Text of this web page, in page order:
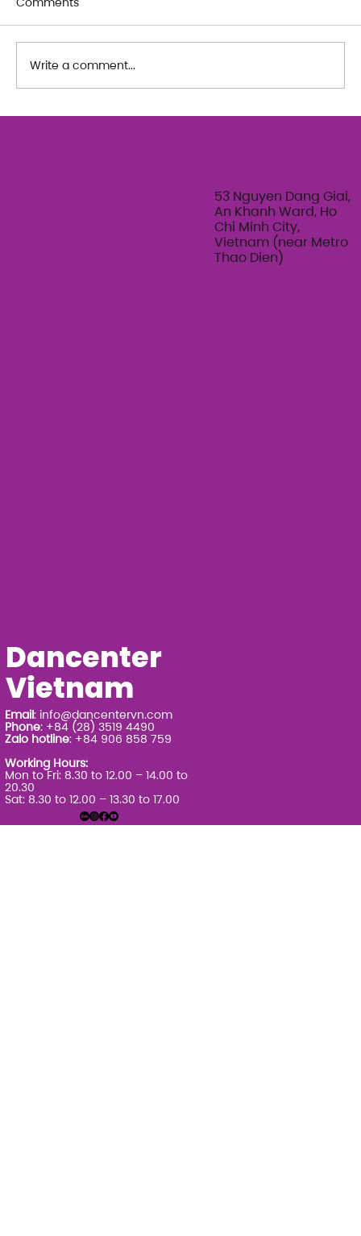
Write a comment...
Dancenter
Vietnam
Email: info@dancentervn.com
Phone: +84 (28) 3519 4490
Zalo hotline: +84 906 858 759
Working Hours:
Mon to Fri: 8.30 to 12.00 – 14.00 to
20.30
Sat: 8.30 to 12.00 – 13.30 to 17.00
53 Nguyen Dang Giai,
An Khanh Ward, Ho
Chi Minh City,
Vietnam (near Metro
Thao Dien)